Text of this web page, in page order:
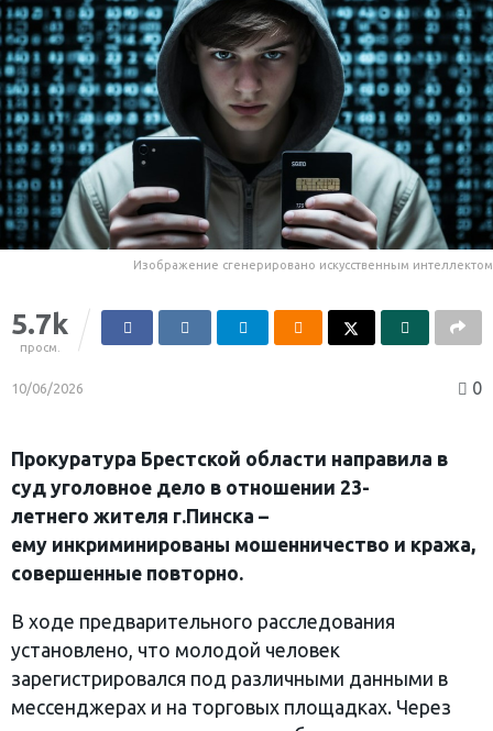
Изображение сгенерировано искусственным интеллектом
5.7k
просм.
10/06/2026 0
Прокуратура Брестской области направила в
суд уголовное дело в отношении 23-
летнего жителя г.Пинска –
ему инкриминированы мошенничество и кража,
совершенные повторно.
В ходе предварительного расследования
установлено, что молодой человек
зарегистрировался под различными данными в
мессенджерах и на торговых площадках. Через